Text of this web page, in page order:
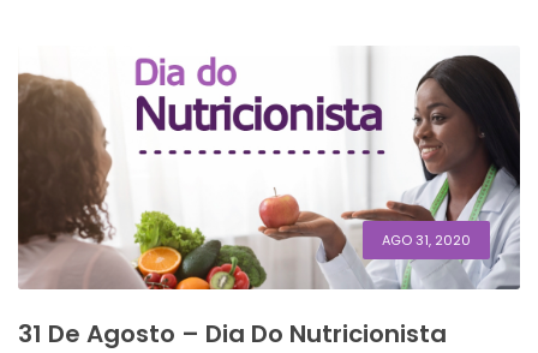
AGO 31, 2020
31 De Agosto – Dia Do Nutricionista